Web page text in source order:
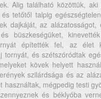
Alig található közöttük,
tetőtől talpig
dajkáját, az
büszkeségüket,
építették fel, az élet
tornyát, és szétszóródtak
kövek helyett
szilárdsága és az
használtak, mégpedig testi
és béklyóba